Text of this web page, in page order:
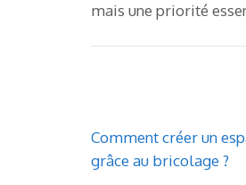
mais une priorité
Navigation
de
Comment créer un
grâce au bricolage ?